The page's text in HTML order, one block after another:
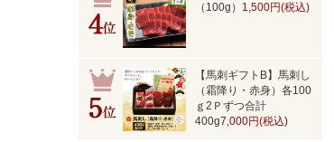
（100g） 1,500円(税込)
【馬刺ギフトB】馬刺し
（霜降り・赤身）各100
ｇ2Ｐずつ合計
400g7,000円(税込)